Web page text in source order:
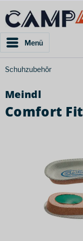
Menü
Schuhzubehör
Meindl
Comfort